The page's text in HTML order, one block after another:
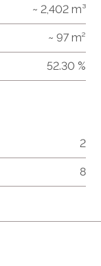
~ 2,402 m³
~ 97 m²
52.30 %
2
8